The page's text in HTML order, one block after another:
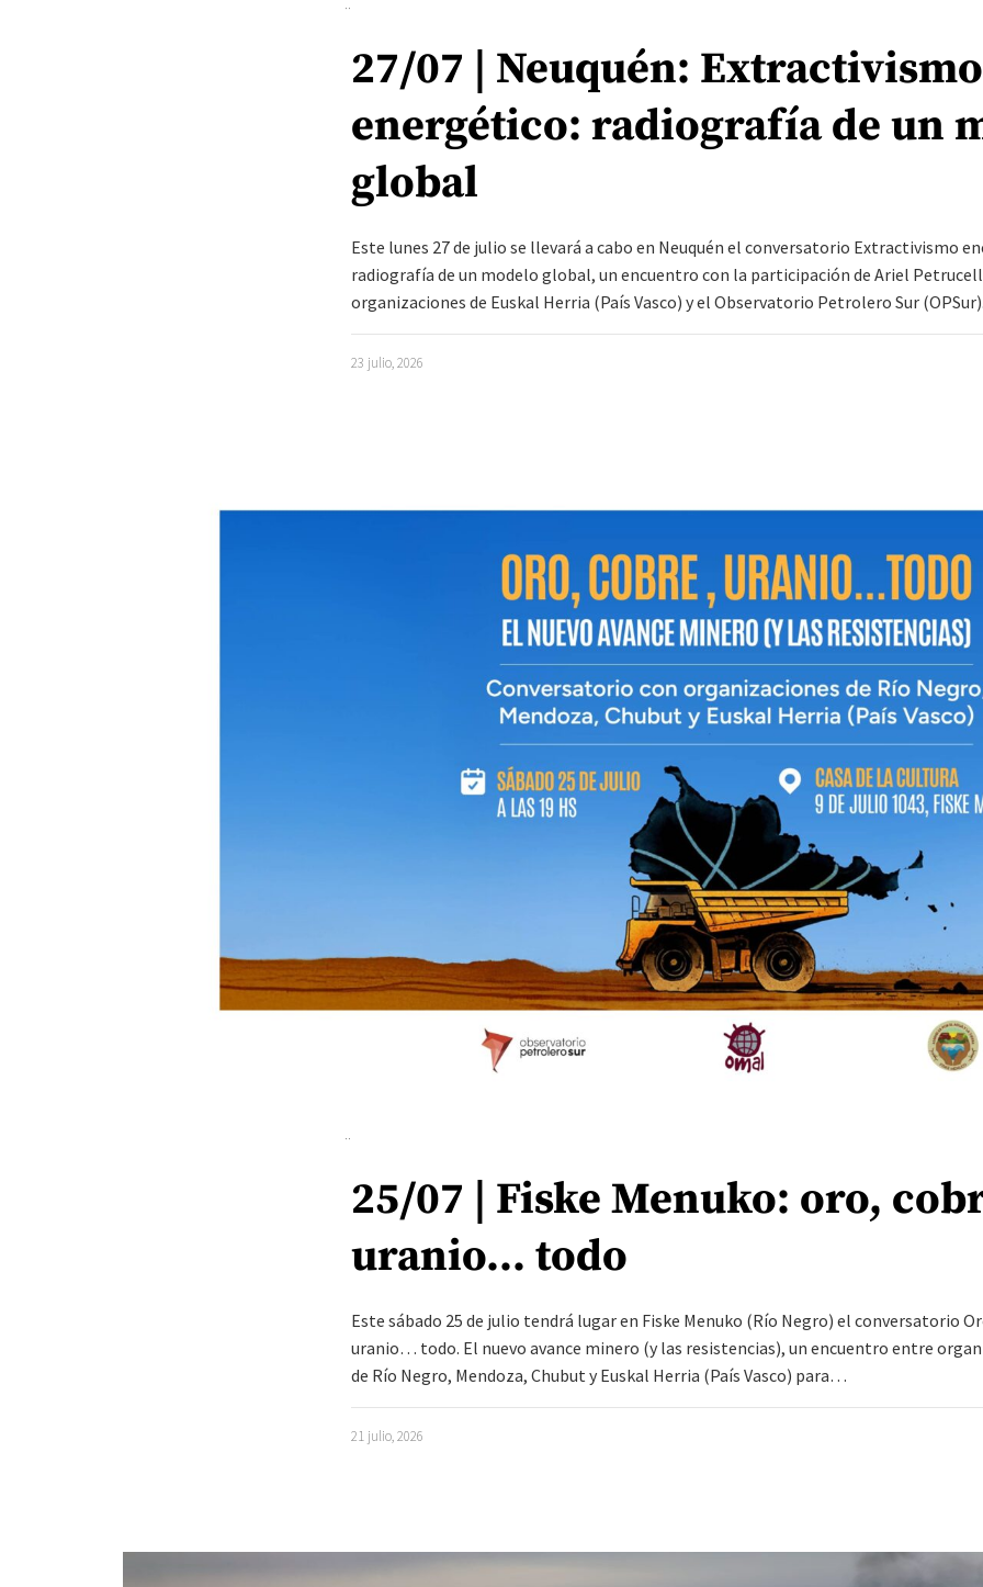
27/07 | Neuquén: Extractivismo
energético: radiografía de un
global
Este lunes 27 de julio se llevará a cabo en Neuquén el conversatorio Extractivismo
radiografía de un modelo global, un encuentro con la participación de Ariel
organizaciones de Euskal Herria (País Vasco) y el Observatorio Petrolero Sur
23 julio, 2026
25/07 | Fiske Menuko: oro,
uranio… todo
Este sábado 25 de julio tendrá lugar en Fiske Menuko (Río Negro) el conversatorio
uranio… todo. El nuevo avance minero (y las resistencias), un encuentro entre
de Río Negro, Mendoza, Chubut y Euskal Herria (País Vasco) para…
21 julio, 2026